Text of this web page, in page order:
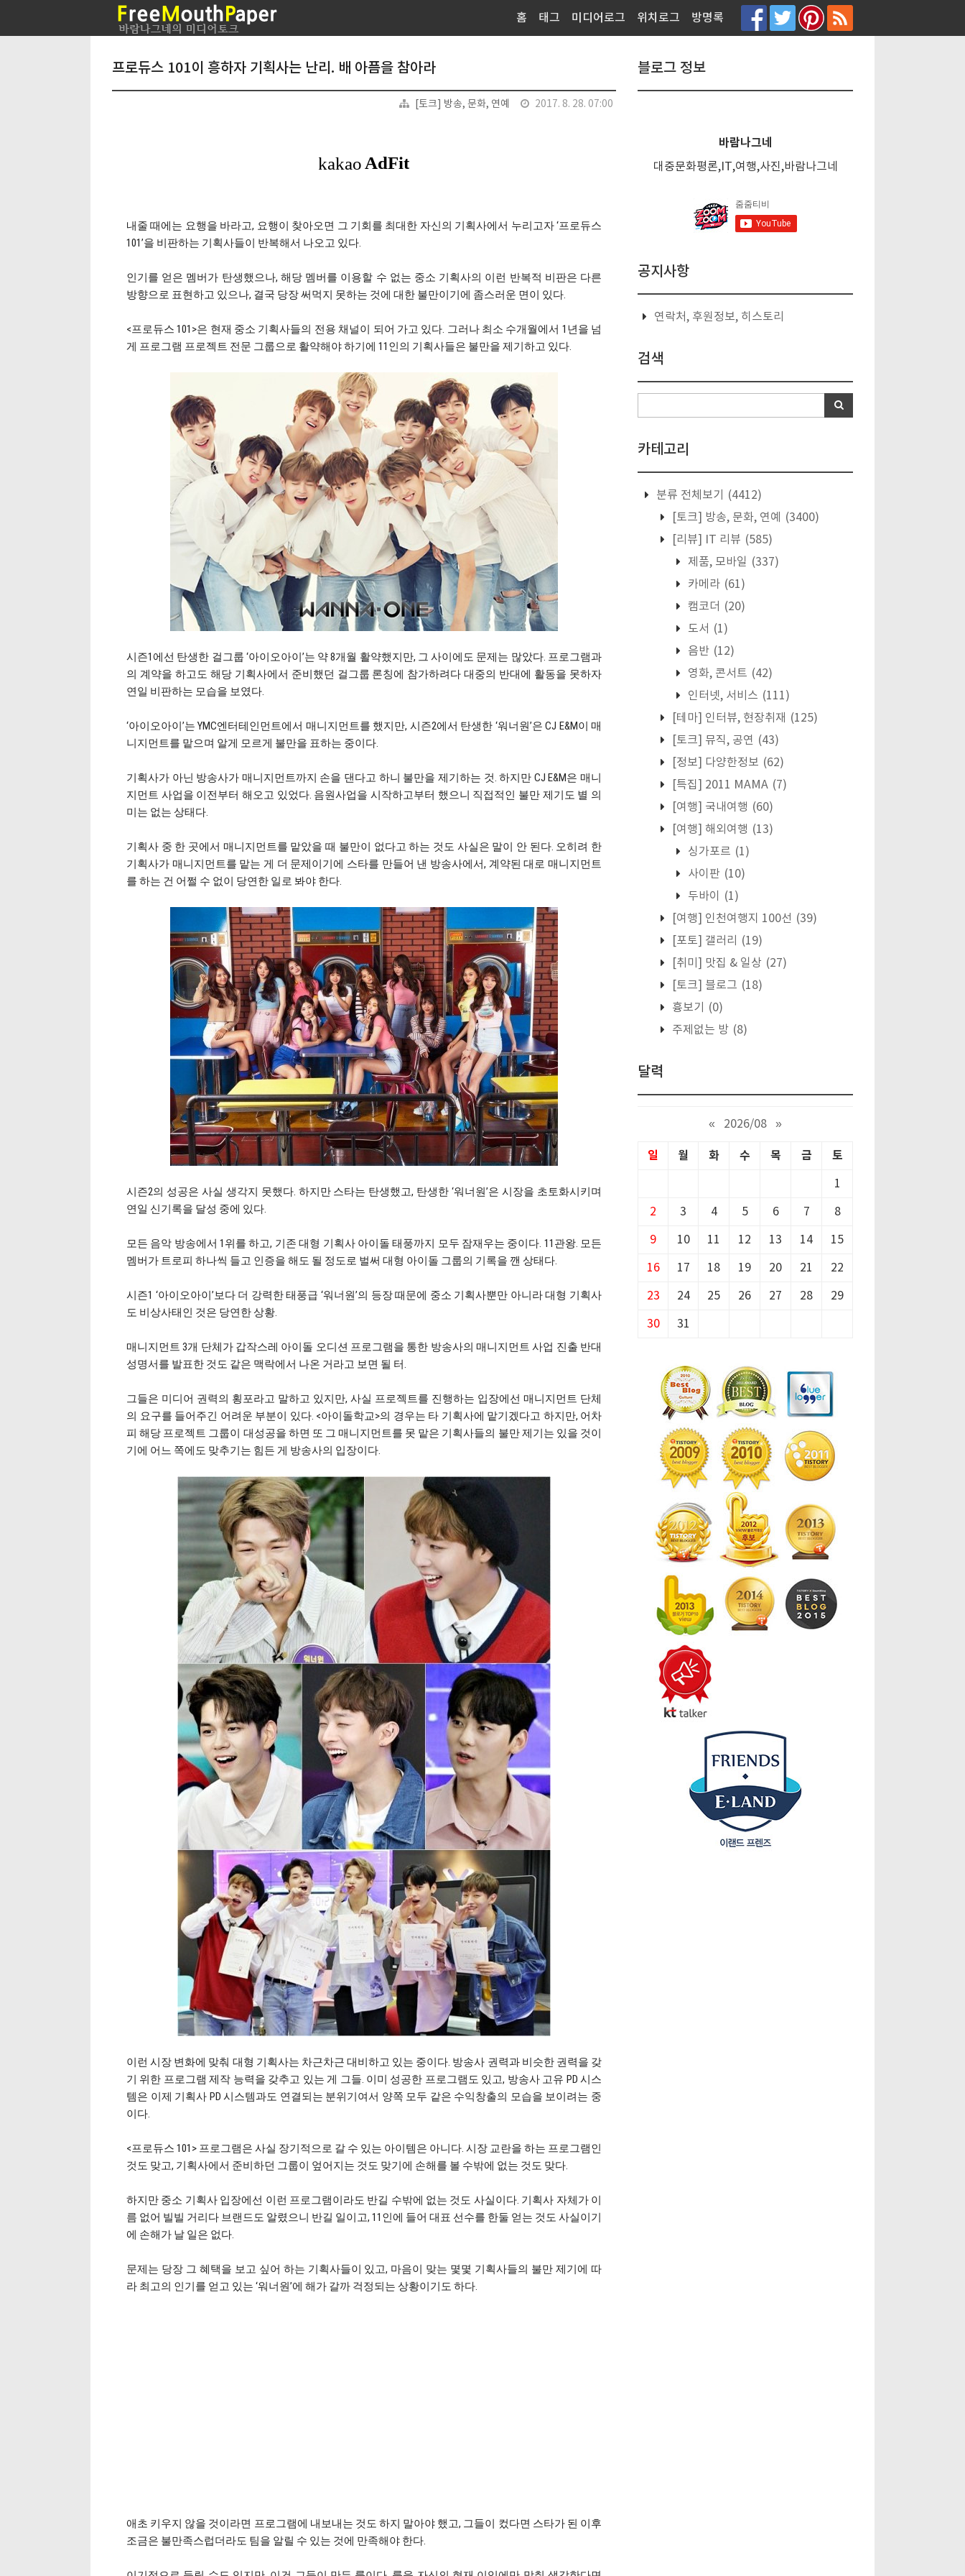
홈 태그 미디어로그 위치로그 방명록
프로듀스 101이 흥하자 기획사는 난리. 배 아픔을 참아라
[토크] 방송, 문화, 연예 2017. 8. 28. 07:00
내줄 때에는 요행을 바라고, 요행이 찾아오면 그 기회를 최대한 자신의 기획사에서 누리고자 ‘프로듀스
101’을 비판하는 기획사들이 반복해서 나오고 있다.
인기를 얻은 멤버가 탄생했으나, 해당 멤버를 이용할 수 없는 중소 기획사의 이런 반복적 비판은 다른
방향으로 표현하고 있으나, 결국 당장 써먹지 못하는 것에 대한 불만이기에 좀스러운 면이 있다.
<프로듀스 101>은 현재 중소 기획사들의 전용 채널이 되어 가고 있다. 그러나 최소 수개월에서 1년을 넘
게 프로그램 프로젝트 전문 그룹으로 활약해야 하기에 11인의 기획사들은 불만을 제기하고 있다.
시즌1에선 탄생한 걸그룹 ‘아이오아이’는 약 8개월 활약했지만, 그 사이에도 문제는 많았다. 프로그램과
의 계약을 하고도 해당 기획사에서 준비했던 걸그룹 론칭에 참가하려다 대중의 반대에 활동을 못하자
연일 비판하는 모습을 보였다.
‘아이오아이’는 YMC엔터테인먼트에서 매니지먼트를 했지만, 시즌2에서 탄생한 ‘워너원’은 CJ E&M이 매
니지먼트를 맡으며 알게 모르게 불만을 표하는 중이다.
기획사가 아닌 방송사가 매니지먼트까지 손을 댄다고 하니 불만을 제기하는 것. 하지만 CJ E&M은 매니
지먼트 사업을 이전부터 해오고 있었다. 음원사업을 시작하고부터 했으니 직접적인 불만 제기도 별 의
미는 없는 상태다.
기획사 중 한 곳에서 매니지먼트를 맡았을 때 불만이 없다고 하는 것도 사실은 말이 안 된다. 오히려 한
기획사가 매니지먼트를 맡는 게 더 문제이기에 스타를 만들어 낸 방송사에서, 계약된 대로 매니지먼트
를 하는 건 어쩔 수 없이 당연한 일로 봐야 한다.
시즌2의 성공은 사실 생각지 못했다. 하지만 스타는 탄생했고, 탄생한 ‘워너원’은 시장을 초토화시키며
연일 신기록을 달성 중에 있다.
모든 음악 방송에서 1위를 하고, 기존 대형 기획사 아이돌 태풍까지 모두 잠재우는 중이다. 11관왕. 모든
멤버가 트로피 하나씩 들고 인증을 해도 될 정도로 벌써 대형 아이돌 그룹의 기록을 깬 상태다.
시즌1 ‘아이오아이’보다 더 강력한 태풍급 ‘워너원’의 등장 때문에 중소 기획사뿐만 아니라 대형 기획사
도 비상사태인 것은 당연한 상황.
매니지먼트 3개 단체가 갑작스레 아이돌 오디션 프로그램을 통한 방송사의 매니지먼트 사업 진출 반대
성명서를 발표한 것도 같은 맥락에서 나온 거라고 보면 될 터.
그들은 미디어 권력의 횡포라고 말하고 있지만, 사실 프로젝트를 진행하는 입장에선 매니지먼트 단체
의 요구를 들어주긴 어려운 부분이 있다. <아이돌학교>의 경우는 타 기획사에 맡기겠다고 하지만, 어차
피 해당 프로젝트 그룹이 대성공을 하면 또 그 매니지먼트를 못 맡은 기획사들의 불만 제기는 있을 것이
기에 어느 쪽에도 맞추기는 힘든 게 방송사의 입장이다.
이런 시장 변화에 맞춰 대형 기획사는 차근차근 대비하고 있는 중이다. 방송사 권력과 비슷한 권력을 갖
기 위한 프로그램 제작 능력을 갖추고 있는 게 그들. 이미 성공한 프로그램도 있고, 방송사 고유 PD 시스
템은 이제 기획사 PD 시스템과도 연결되는 분위기여서 양쪽 모두 같은 수익창출의 모습을 보이려는 중
이다.
<프로듀스 101> 프로그램은 사실 장기적으로 갈 수 있는 아이템은 아니다. 시장 교란을 하는 프로그램인
것도 맞고, 기획사에서 준비하던 그룹이 엎어지는 것도 맞기에 손해를 볼 수밖에 없는 것도 맞다.
하지만 중소 기획사 입장에선 이런 프로그램이라도 반길 수밖에 없는 것도 사실이다. 기획사 자체가 이
름 없어 빌빌 거리다 브랜드도 알렸으니 반길 일이고, 11인에 들어 대표 선수를 한둘 얻는 것도 사실이기
에 손해가 날 일은 없다.
문제는 당장 그 혜택을 보고 싶어 하는 기획사들이 있고, 마음이 맞는 몇몇 기획사들의 불만 제기에 따
라 최고의 인기를 얻고 있는 ‘워너원’에 해가 갈까 걱정되는 상황이기도 하다.
애초 키우지 않을 것이라면 프로그램에 내보내는 것도 하지 말아야 했고, 그들이 컸다면 스타가 된 이후
조금은 불만족스럽더라도 팀을 알릴 수 있는 것에 만족해야 한다.
블로그 정보
바람나그네
대중문화평론,IT,여행,사진,바람나그네
공지사항
연락처, 후원정보, 히스토리
검색
카테고리
분류 전체보기
(4412)
[토크] 방송, 문화, 연예
(3400)
[리뷰] IT 리뷰 (585)
제품, 모바일 (337)
카메라 (61)
캠코더 (20)
도서 (1)
음반 (12)
영화, 콘서트 (42)
인터넷, 서비스 (111)
[테마] 인터뷰, 현장취재 (125)
[토크] 뮤직, 공연 (43)
[정보] 다양한정보 (62)
[특집] 2011 MAMA (7)
[여행] 국내여행 (60)
[여행] 해외여행 (13)
싱가포르 (1)
사이판 (10)
두바이
(1)
[여행] 인천여행지 100선 (39)
[포토] 갤러리
(19)
[취미] 맛집 & 일상 (27)
[토크] 블로그 (18)
흉보기
(0)
주제없는 방 (8)
달력
« 2026/08 »
일 월 화 수 목 금 토
1
2 3 4 5 6 7 8
9 10 11 12 13 14 15
16 17 18 19 20 21 22
23 24 25 26 27 28 29
30 31